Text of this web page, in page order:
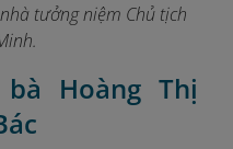
tưởng niệm Chủ tịch
.
Hoàng Thị